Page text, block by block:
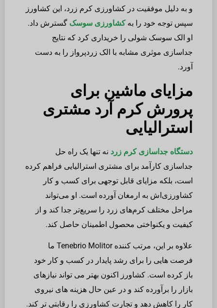
و به دلیل موفقیت در کشاورزی کرم زرد، این کشاورز
سپس توجه خود را بهکشاورزی سوسک گسترش داد.
او الک سوسک شولی را خریداری کرد که نتایج
جداسازی موثری مشابه با الک زردپرواز را به دست
آورد.
مزایای ماشین برای
پرورش کرم آرد مشتری
استرالیایی
دستگاه جداسازی کرم زرد نه تنها یک راه حل
جداسازی کارآمد برای مشتری استرالیایی فراهم کرده
است، بلکه مزایای قابل توجهی برای کسب و کار
کشاورزی‌اش به ارمغان آورده است. او می‌تواند
مراحل مختلف کرم‌های زرد را سریع‌تر جدا کند و از
کیفیت و یکنواختی محصول اطمینان حاصل کند.
علاوه بر این، مرتب کننده Tenebrio Molitor ما
فرصت هایی را برای رشد پایدار در کسب و کار خود
باز کرده است. کشاورز اکنون بهتر می تواند نیازهای
بازار را برآورده کند و در عین حال هزینه های نیروی
کار را کاهش دهد و تجارت کشاورزی را رقابتی تر کند.